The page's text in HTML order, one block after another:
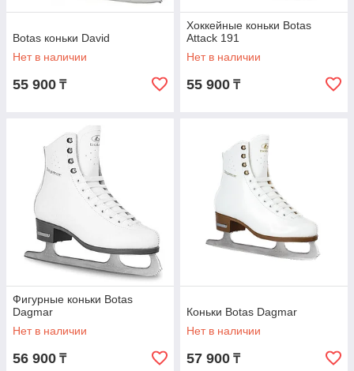
Botas коньки David
Нет в наличии
55 900 ₸
Хоккейные коньки Botas
Attack 191
Нет в наличии
55 900 ₸
Фигурные коньки Botas
Dagmar
Нет в наличии
56 900 ₸
Коньки Botas Dagmar
Нет в наличии
57 900 ₸